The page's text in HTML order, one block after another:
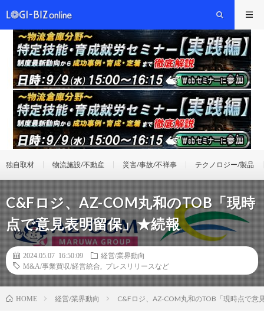
独自取材 物流施設/不動産 災害/事故/不祥事 テクノロジー/製品
C&Fロジ、AZ-COM丸和のTOB「現時
点で意見表明留保」★続報
2024.05.07 16:50:09
経営/業界動向
M&A/事業買収/経営統合
プレスリリースなど
HOME 経営/業界動向 C&Fロジ、AZ-COM丸和のTOB「現時点で意